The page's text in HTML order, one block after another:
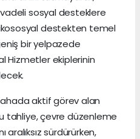
sosyal desteklere
destekten temel
bir yelpazede
Hizmetler ekiplerinin
aktif görev alan
tahliye, çevre düzenleme
aralıksız sürdürürken,